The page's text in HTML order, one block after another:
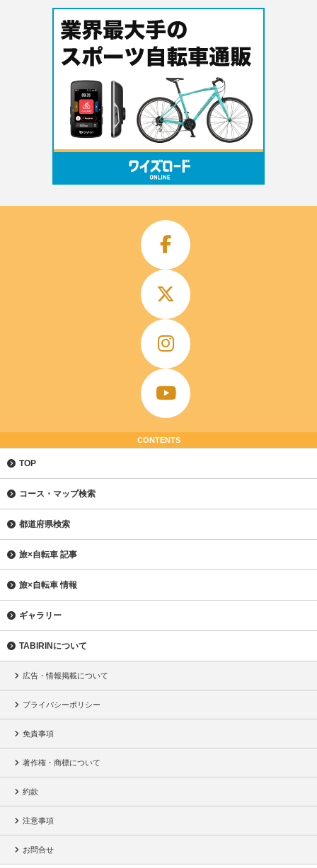
CONTENTS
TOP
コース・マップ検索
都道府県検索
旅×自転車 記事
旅×自転車 情報
ギャラリー
TABIRINについて
広告・情報掲載について
プライバシーポリシー
免責事項
著作権・商標について
約款
注意事項
お問合せ